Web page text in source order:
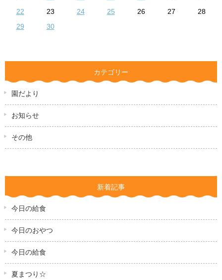
22
23 24 25 26 27
28
29
30
カテゴリー
園だより
お知らせ
その他
新着記事
今日の給食
今日のおやつ
今日の給食
夏まつり☆